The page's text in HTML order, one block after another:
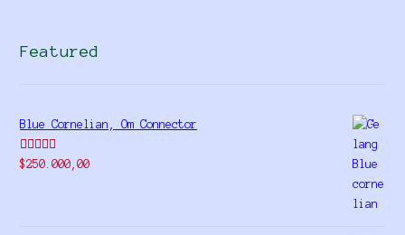
Featured
Blue Cornelian, Om Connector
Rated5.00
$250.000,00